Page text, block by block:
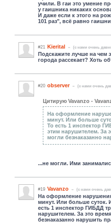
учили. В гаи это умение
у гаишника никаких
И даже если к этого на
101 раз", всё равно
#21 Kierital (c нами очень
Подскажите лучше на чем
города рассекает? Хоть
#20 observer (c нами очень
Цитирую Vavanzo -
На оформление
минут. Или больше
То есть 1 инспектор
этим нарушителем. За
могли безнаказанно
...не могли. Ими
#19 Vavanzo (c нами очень
На оформление нарушения
минут. Или больше суток.
есть 1 инспектор ГИБДД
нарушителем. За это
безнаказанно нарушить